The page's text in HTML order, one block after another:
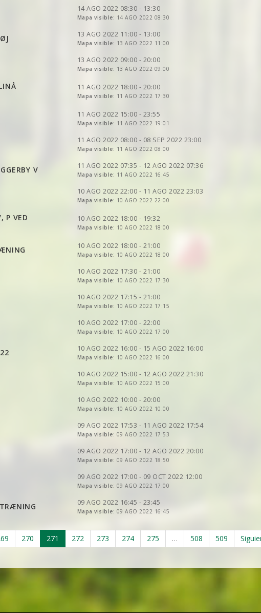
14 AGO 2022 08:30 - 13:30
Mapa visible: 14 AGO 2022 08:30
2DRERUN
2DRERUN
13 AGO 2022 11:00 - 13:00
Mapa visible: 13 AGO 2022 11:00
2DRERUN
2DRERUN
2DRERUN
2DRERUN
13 AGO 2022 09:00 - 20:00
Mapa visible: 13 AGO 2022 09:00
2DRERUN
2DRERUN
2DRERUN
11 AGO 2022 18:00 - 20:00
Mapa visible: 11 AGO 2022 17:30
2DRERUN
2DRERUN
2DRERUN
2DRERUN
2DRERUN
11 AGO 2022 15:00 - 23:55
Mapa visible: 11 AGO 2022 19:01
2DRERUN
2DRERUN
2DRERUN
2DRERUN
2DRERUN
2DRERUN
11 AGO 2022 08:00 - 08 SEP 2022 23:00
Mapa visible: 11 AGO 2022 08:00
2DRERUN
2DRERUN
2DRERUN
2DRERUN
2DRERUN
2DRERUN
2DRERUN
2DRERUN
2DRERUN
2DRERUN
V 11 AGO 2022 07:35 - 12 AGO 2022 07:36
Mapa visible: 11 AGO 2022 16:45
2DRERUN
2DRERUN
2DRERUN
2DRERUN
2DRERUN
10 AGO 2022 22:00 - 11 AGO 2022 23:03
Mapa visible: 10 AGO 2022 22:00
2DRERUN
2DRERUN
VER
2DRERUN
2DRERUN
2DRERUN
P VED
10 AGO 2022 18:00 - 19:32
Mapa visible: 10 AGO 2022 18:00
2DRERUN
2DRERUN
2DRERUN
2DRERUN
2DRERUN
2DRERUN
10 AGO 2022 18:00 - 21:00
Mapa visible: 10 AGO 2022 18:00
2DRERUN
2DRERUN
10 AGO 2022 17:30 - 21:00
Mapa visible: 10 AGO 2022 17:30
2DRERUN
2DRERUN
2DRERUN
2DRERUN
10 AGO 2022 17:15 - 21:00
Mapa visible: 10 AGO 2022 17:15
2DRERUN
2DRERUN
2DRERUN
2DRERUN
2DRERUN
10 AGO 2022 17:00 - 22:00
Mapa visible: 10 AGO 2022 17:00
2DRERUN
2DRERUN
2DRERUN
2DRERUN
2DRERUN
10 AGO 2022 16:00 - 15 AGO 2022 16:00
Mapa visible: 10 AGO 2022 16:00
2DRERUN
2DRERUN
10 AGO 2022 15:00 - 12 AGO 2022 21:30
Mapa visible: 10 AGO 2022 15:00
2DRERUN
2DRERUN
2DRERUN
2DRERUN
2DRERUN
10 AGO 2022 10:00 - 20:00
Mapa visible: 10 AGO 2022 10:00
2DRERUN
2DRERUN
2DRERUN
2DRERUN
2DRERUN
09 AGO 2022 17:53 - 11 AGO 2022 17:54
Mapa visible: 09 AGO 2022 17:53
2DRERUN
2DRERUN
2DRERUN
2DRERUN
2DRERUN
09 AGO 2022 17:00 - 12 AGO 2022 20:00
Mapa visible: 09 AGO 2022 18:50
2DRERUN
2DRERUN
2DRERUN
2DRERUN
09 AGO 2022 17:00 - 09 OCT 2022 12:00
Mapa visible: 09 AGO 2022 17:00
2DRERUN
2DRERUN
2DRERUN
2DRERUN
2DRERUN
09 AGO 2022 16:45 - 23:45
Mapa visible: 09 AGO 2022 16:45
2DRERUN
2DRERUN
2DRERUN
2DRERUN
270 271 272 273 274 275 … 508 509